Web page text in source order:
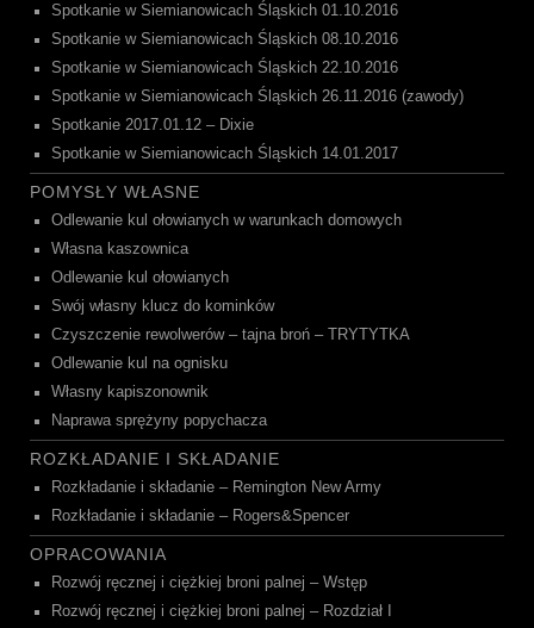
Spotkanie w Siemianowicach Śląskich 01.10.2016
Spotkanie w Siemianowicach Śląskich 08.10.2016
Spotkanie w Siemianowicach Śląskich 22.10.2016
Spotkanie w Siemianowicach Śląskich 26.11.2016 (zawody)
Spotkanie 2017.01.12 – Dixie
Spotkanie w Siemianowicach Śląskich 14.01.2017
POMYSŁY WŁASNE
Odlewanie kul ołowianych w warunkach domowych
Własna kaszownica
Odlewanie kul ołowianych
Swój własny klucz do kominków
Czyszczenie rewolwerów – tajna broń – TRYTYTKA
Odlewanie kul na ognisku
Własny kapiszonownik
Naprawa sprężyny popychacza
ROZKŁADANIE I SKŁADANIE
Rozkładanie i składanie – Remington New Army
Rozkładanie i składanie – Rogers&Spencer
OPRACOWANIA
Rozwój ręcznej i ciężkiej broni palnej – Wstęp
Rozwój ręcznej i ciężkiej broni palnej – Rozdział I